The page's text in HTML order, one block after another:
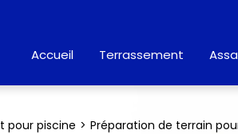
Accueil Terrassement
pour piscine Préparation de terrain